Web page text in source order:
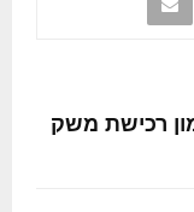
רכישת משק